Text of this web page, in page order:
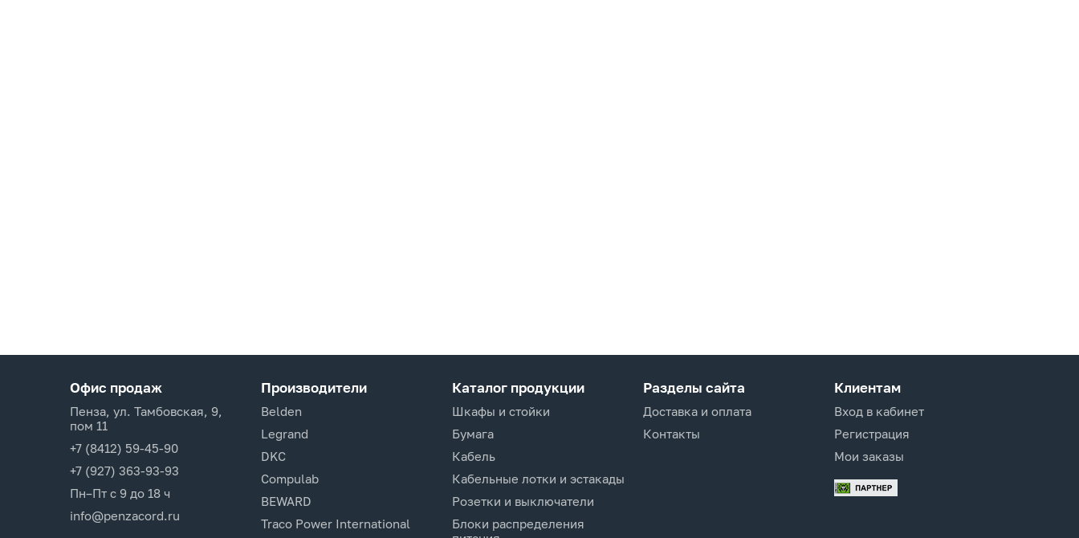
Офис продаж
Пенза, ул. Тамбовская, 9,
пом 11
+7 (8412) 59-45-90
+7 (927) 363-93-93
Пн–Пт с 9 до 18 ч
info@penzacord.ru
Производители
Belden
Legrand
DKC
Compulab
BEWARD
Traco Power International
Каталог продукции
Шкафы и стойки
Бумага
Кабель
Кабельные лотки и эстакады
Розетки и выключатели
Блоки распределения
Разделы сайта
Доставка и оплата
Контакты
Клиентам
Вход в кабинет
Регистрация
Мои заказы